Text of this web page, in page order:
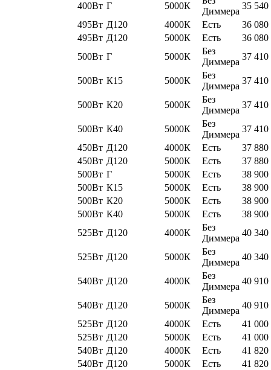
400Вт Г 5000К
Диммера
35 540
495Вт Д120 4000К Есть
36 080
495Вт Д120 5000К Есть
36 080
500Вт Г 5000К
Без
Диммера
37 410
500Вт К15 5000К
Без
Диммера
37 410
500Вт К20 5000К
Без
Диммера
37 410
500Вт К40 5000К
Без
Диммера
37 410
450Вт Д120 4000К Есть
37 880
450Вт Д120 5000К Есть
37 880
500Вт Г 5000К Есть
38 900
500Вт К15 5000К Есть
38 900
500Вт К20 5000К Есть
38 900
500Вт К40 5000К Есть
38 900
525Вт Д120 4000К
Без
Диммера
40 340
525Вт Д120 5000К
Без
Диммера
40 340
540Вт Д120 4000К
Без
Диммера
40 910
540Вт Д120 5000К
Без
Диммера
40 910
525Вт Д120 4000К Есть
41 000
525Вт Д120 5000К Есть
41 000
540Вт Д120 4000К Есть
41 820
540Вт Д120 5000К Есть
41 820